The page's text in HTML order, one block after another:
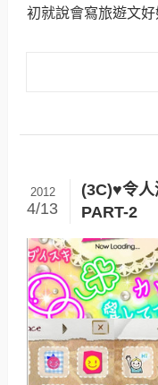
初就說會寫旅遊文
(3C)♥令
PART-2
2012
4/13